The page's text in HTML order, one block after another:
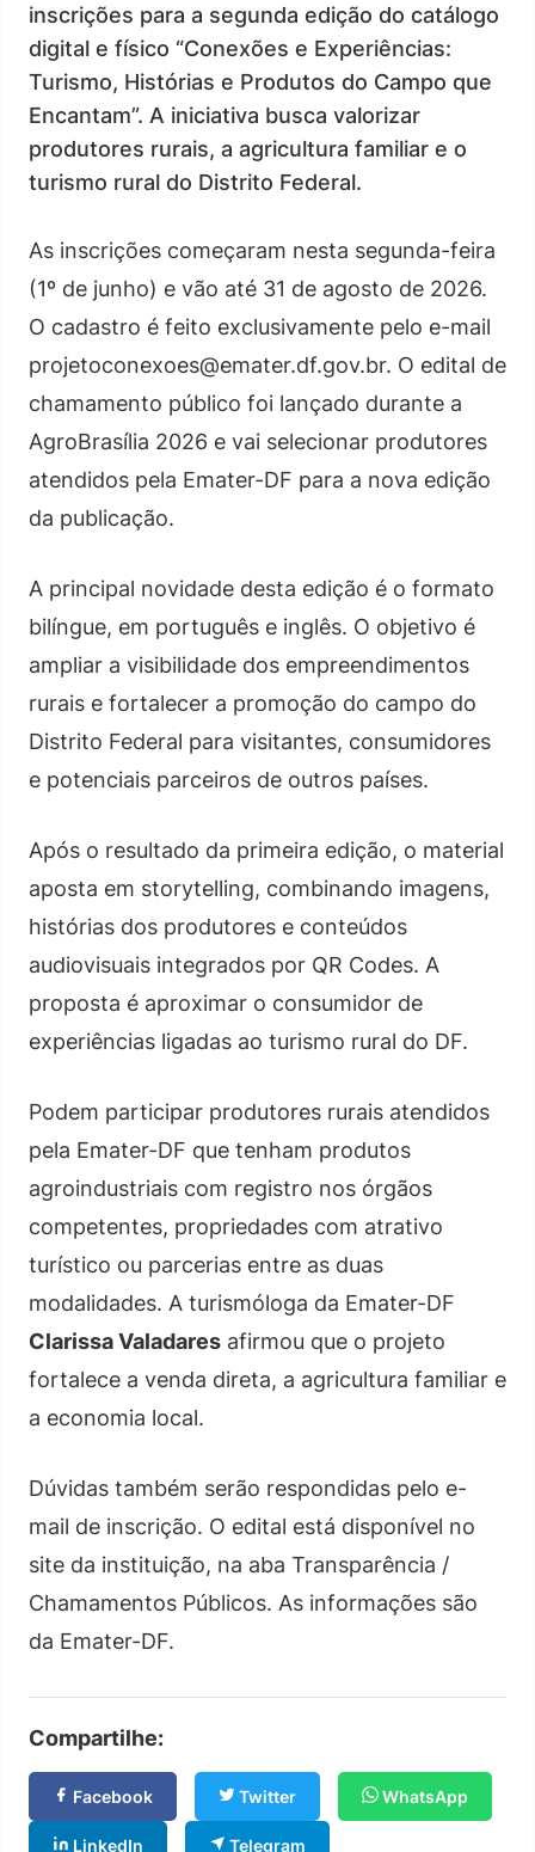
inscrições para a segunda edição do catálogo
digital e físico “Conexões e Experiências:
Turismo, Histórias e Produtos do Campo que
Encantam”. A iniciativa busca valorizar
produtores rurais, a agricultura familiar e o
turismo rural do Distrito Federal.
As inscrições começaram nesta segunda-feira
(1º de junho) e vão até 31 de agosto de 2026.
O cadastro é feito exclusivamente pelo e-mail
projetoconexoes@emater.df.gov.br. O edital de
chamamento público foi lançado durante a
AgroBrasília 2026 e vai selecionar produtores
atendidos pela Emater-DF para a nova edição
da publicação.
A principal novidade desta edição é o formato
bilíngue, em português e inglês. O objetivo é
ampliar a visibilidade dos empreendimentos
rurais e fortalecer a promoção do campo do
Distrito Federal para visitantes, consumidores
e potenciais parceiros de outros países.
Após o resultado da primeira edição, o material
aposta em storytelling, combinando imagens,
histórias dos produtores e conteúdos
audiovisuais integrados por QR Codes. A
proposta é aproximar o consumidor de
experiências ligadas ao turismo rural do DF.
Podem participar produtores rurais atendidos
pela Emater-DF que tenham produtos
agroindustriais com registro nos órgãos
competentes, propriedades com atrativo
turístico ou parcerias entre as duas
modalidades. A turismóloga da Emater-DF
Clarissa Valadares afirmou que o projeto
fortalece a venda direta, a agricultura familiar e
a economia local.
Dúvidas também serão respondidas pelo e-
mail de inscrição. O edital está disponível no
site da instituição, na aba Transparência /
Chamamentos Públicos. As informações são
da Emater-DF.
Compartilhe:
Facebook Twitter WhatsApp
LinkedIn Telegram